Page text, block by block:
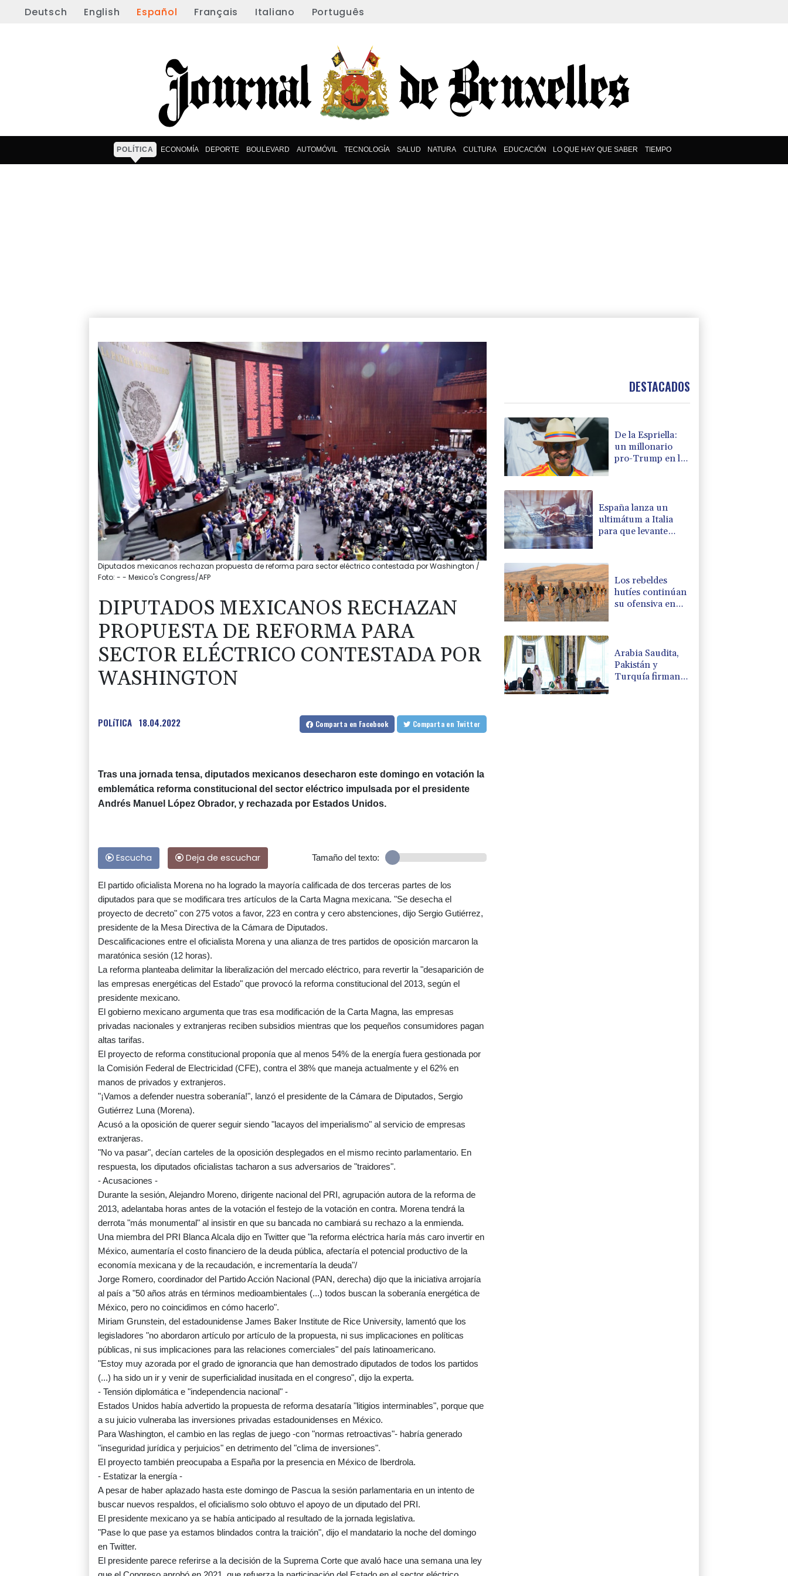
Deutsch English Español Français Italiano Português
POLÍTICA ECONOMÍA DEPORTE BOULEVARD AUTOMÓVIL TECNOLOGÍA SALUD NATURA CULTURA EDUCACIÓN LO QUE HAY QUE SABER TIEMPO
Diputados mexicanos rechazan propuesta de reforma para sector eléctrico contestada por Washington /
Foto: - - Mexico's Congress/AFP
DIPUTADOS MEXICANOS RECHAZAN
PROPUESTA DE REFORMA PARA
SECTOR ELÉCTRICO CONTESTADA POR
WASHINGTON
POLíTICA 18.04.2022 Comparta en Facebook Comparta en Twitter
Tras una jornada tensa, diputados mexicanos desecharon este domingo en votación la
emblemática reforma constitucional del sector eléctrico impulsada por el presidente
Andrés Manuel López Obrador, y rechazada por Estados Unidos.
Escucha Deja de escuchar Tamaño del texto:
El partido oficialista Morena no ha logrado la mayoría calificada de dos terceras partes de los
diputados para que se modificara tres artículos de la Carta Magna mexicana. "Se desecha el
proyecto de decreto" con 275 votos a favor, 223 en contra y cero abstenciones, dijo Sergio Gutiérrez,
presidente de la Mesa Directiva de la Cámara de Diputados.
Descalificaciones entre el oficialista Morena y una alianza de tres partidos de oposición marcaron la
maratónica sesión (12 horas).
La reforma planteaba delimitar la liberalización del mercado eléctrico, para revertir la "desaparición de
las empresas energéticas del Estado" que provocó la reforma constitucional del 2013, según el
presidente mexicano.
El gobierno mexicano argumenta que tras esa modificación de la Carta Magna, las empresas
privadas nacionales y extranjeras reciben subsidios mientras que los pequeños consumidores pagan
altas tarifas.
El proyecto de reforma constitucional proponía que al menos 54% de la energía fuera gestionada por
la Comisión Federal de Electricidad (CFE), contra el 38% que maneja actualmente y el 62% en
manos de privados y extranjeros.
"¡Vamos a defender nuestra soberanía!", lanzó el presidente de la Cámara de Diputados, Sergio
Gutiérrez Luna (Morena).
Acusó a la oposición de querer seguir siendo "lacayos del imperialismo" al servicio de empresas
extranjeras.
"No va pasar", decían carteles de la oposición desplegados en el mismo recinto parlamentario. En
respuesta, los diputados oficialistas tacharon a sus adversarios de "traidores".
- Acusaciones -
Durante la sesión, Alejandro Moreno, dirigente nacional del PRI, agrupación autora de la reforma de
2013, adelantaba horas antes de la votación el festejo de la votación en contra. Morena tendrá la
derrota "más monumental" al insistir en que su bancada no cambiará su rechazo a la enmienda.
Una miembra del PRI Blanca Alcala dijo en Twitter que "la reforma eléctrica haría más caro invertir en
México, aumentaría el costo financiero de la deuda pública, afectaría el potencial productivo de la
economía mexicana y de la recaudación, e incrementaría la deuda"/
Jorge Romero, coordinador del Partido Acción Nacional (PAN, derecha) dijo que la iniciativa arrojaría
al país a "50 años atrás en términos medioambientales (...) todos buscan la soberanía energética de
México, pero no coincidimos en cómo hacerlo".
Miriam Grunstein, del estadounidense James Baker Institute de Rice University, lamentó que los
legisladores "no abordaron artículo por artículo de la propuesta, ni sus implicaciones en políticas
públicas, ni sus implicaciones para las relaciones comerciales" del país latinoamericano.
"Estoy muy azorada por el grado de ignorancia que han demostrado diputados de todos los partidos
(...) ha sido un ir y venir de superficialidad inusitada en el congreso", dijo la experta.
- Tensión diplomática e "independencia nacional" -
Estados Unidos había advertido la propuesta de reforma desataría "litigios interminables", porque que
a su juicio vulneraba las inversiones privadas estadounidenses en México.
Para Washington, el cambio en las reglas de juego -con "normas retroactivas"- habría generado
"inseguridad jurídica y perjuicios" en detrimento del "clima de inversiones".
El proyecto también preocupaba a España por la presencia en México de Iberdrola.
- Estatizar la energía -
A pesar de haber aplazado hasta este domingo de Pascua la sesión parlamentaria en un intento de
buscar nuevos respaldos, el oficialismo solo obtuvo el apoyo de un diputado del PRI.
El presidente mexicano ya se había anticipado al resultado de la jornada legislativa.
"Pase lo que pase ya estamos blindados contra la traición", dijo el mandatario la noche del domingo
en Twitter.
El presidente parece referirse a la decisión de la Suprema Corte que avaló hace una semana una ley
DESTACADOS
De la Espriella:
un millonario
pro-Trump en la
España lanza un
ultimátum a Italia
para que levante
Los rebeldes
hutíes continúan
su ofensiva en
Arabia Saudita,
Pakistán y
Turquía firman